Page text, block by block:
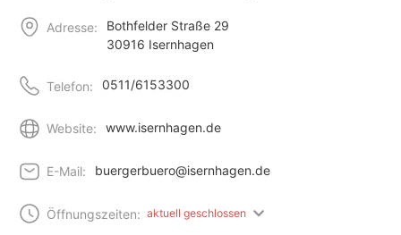
Adresse:
Bothfelder Straße 29
30916 Isernhagen
Telefon: 0511/6153300
Website: www.isernhagen.de
E-Mail: buergerbuero@isernhagen.de
Öffnungszeiten: aktuell geschlossen